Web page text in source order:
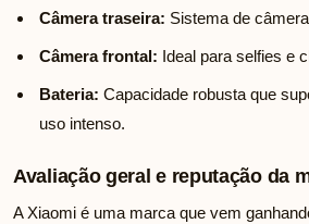
Câmera traseira: Sistema de
Câmera frontal: Ideal para selfies e
Bateria: Capacidade robusta que
uso intenso.
Avaliação geral e reputação da
A Xiaomi é uma marca que vem